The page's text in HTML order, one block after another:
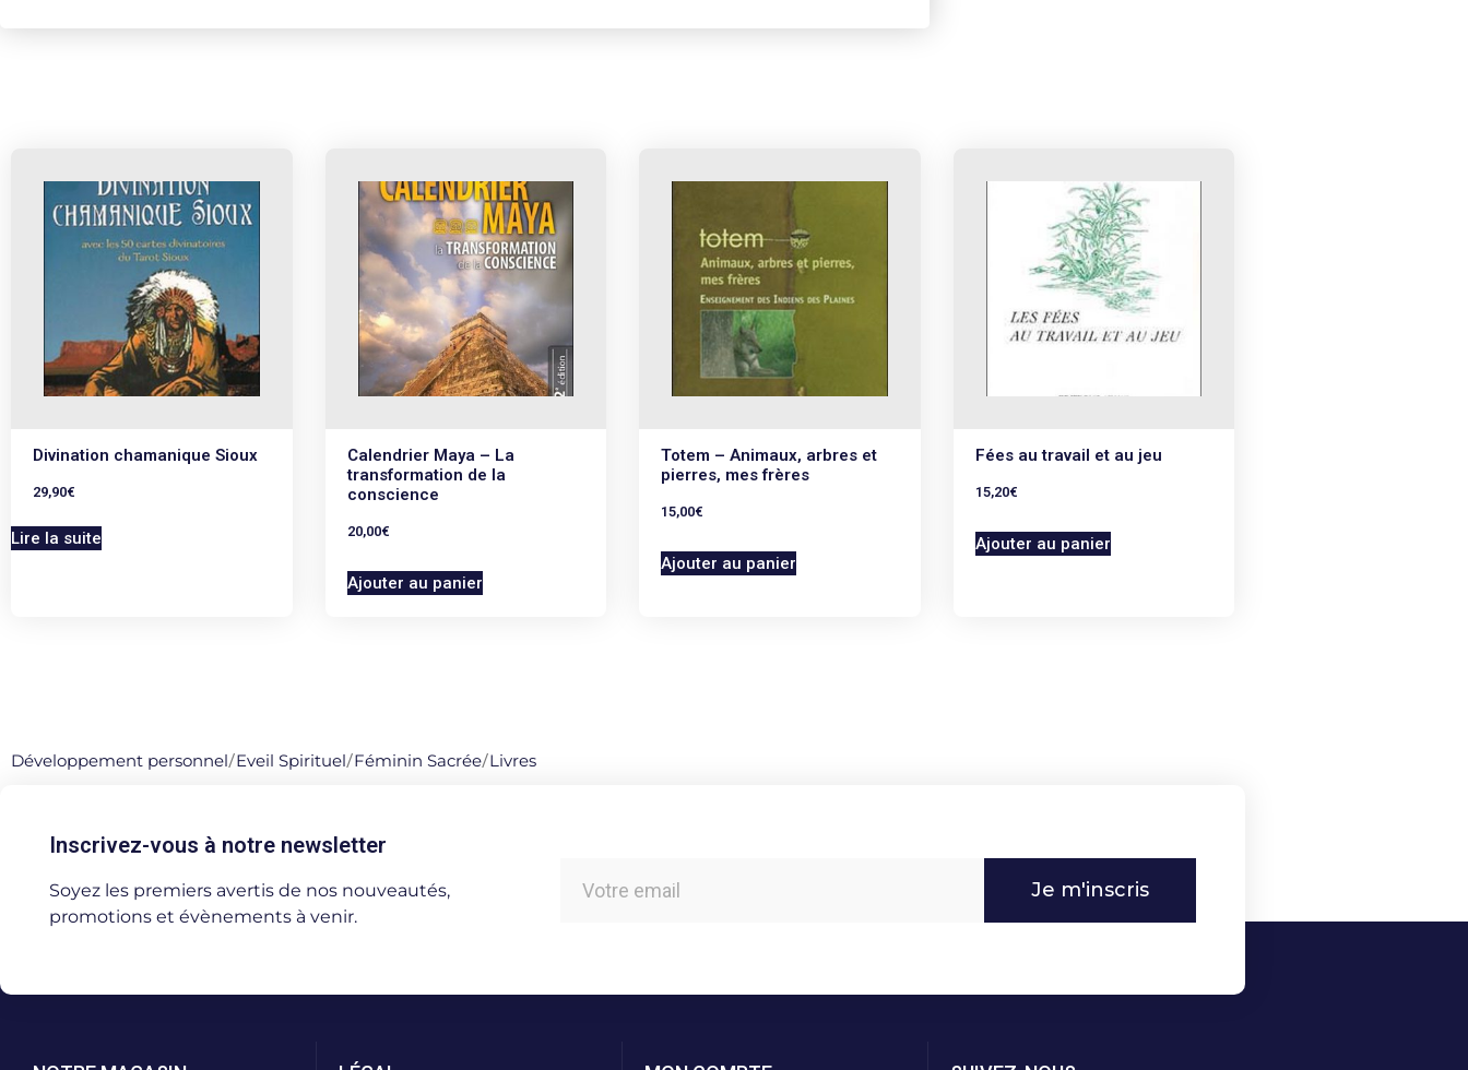
Divination chamanique Sioux
29,90€
Lire la suite
Calendrier Maya – La
transformation de la
conscience
20,00€
Ajouter au panier
Totem – Animaux, arbres et
pierres, mes frères
15,00€
Ajouter au panier
Fées au travail et au jeu
15,20€
Ajouter au panier
Développement personnel/Eveil Spirituel/Féminin Sacrée/Livres
Inscrivez-vous à notre newsletter
Soyez les premiers avertis de nos nouveautés,
promotions et évènements à venir.
Je m'inscris